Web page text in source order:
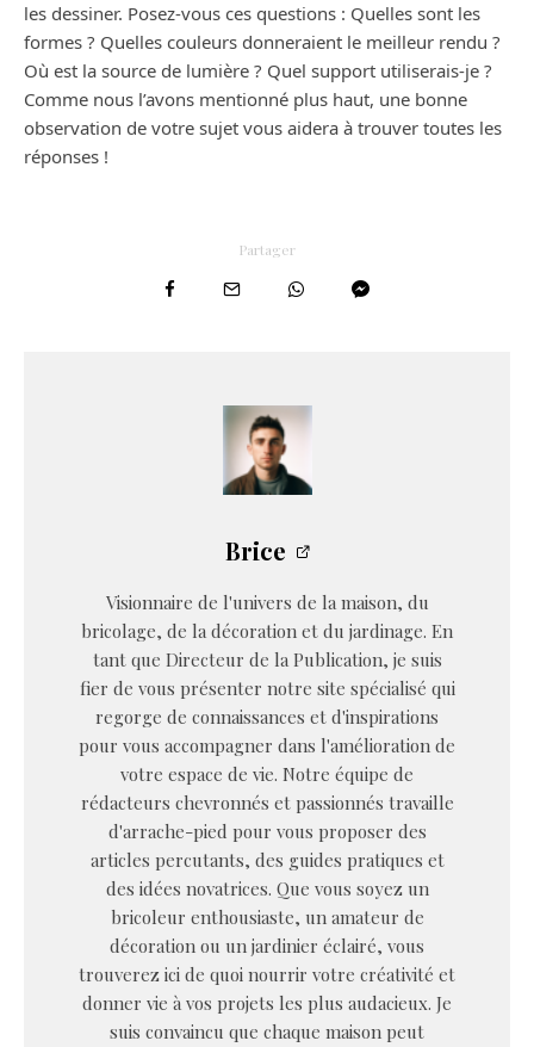
les dessiner. Posez-vous ces questions : Quelles sont les
formes ? Quelles couleurs donneraient le meilleur rendu ?
Où est la source de lumière ? Quel support utiliserais-je ?
Comme nous l’avons mentionné plus haut, une bonne
observation de votre sujet vous aidera à trouver toutes les
réponses !
Partager
Brice
Visionnaire de l'univers de la maison, du
bricolage, de la décoration et du jardinage. En
tant que Directeur de la Publication, je suis
fier de vous présenter notre site spécialisé qui
regorge de connaissances et d'inspirations
pour vous accompagner dans l'amélioration de
votre espace de vie. Notre équipe de
rédacteurs chevronnés et passionnés travaille
d'arrache-pied pour vous proposer des
articles percutants, des guides pratiques et
des idées novatrices. Que vous soyez un
bricoleur enthousiaste, un amateur de
décoration ou un jardinier éclairé, vous
trouverez ici de quoi nourrir votre créativité et
donner vie à vos projets les plus audacieux. Je
suis convaincu que chaque maison peut